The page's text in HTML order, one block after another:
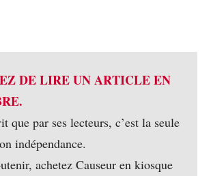
DE LIRE UN ARTICLE EN
que par ses lecteurs, c’est la seule
indépendance.
achetez Causeur en kiosque